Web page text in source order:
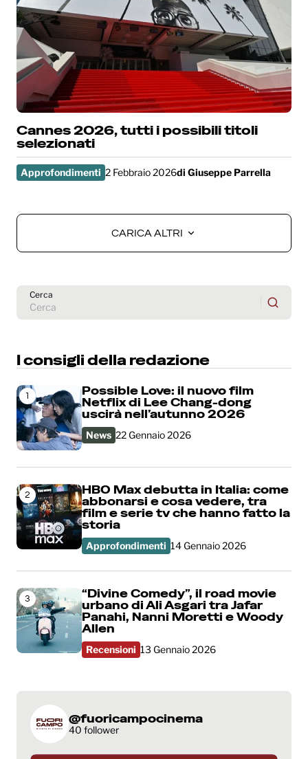
Cannes 2026, tutti i possibili titoli
selezionati
Approfondimenti 2 Febbraio 2026di Giuseppe Parrella
CARICA ALTRI
CARICA ALTRI
Cerca
I consigli della redazione
1
Possible Love: il nuovo film
Netflix di Lee Chang-dong
uscirà nell’autunno 2026
News 22 Gennaio 2026
2
HBO Max debutta in Italia: come
abbonarsi e cosa vedere, tra
film e serie tv che hanno fatto la
storia
Approfondimenti 14 Gennaio 2026
3
“Divine Comedy”, il road movie
urbano di Ali Asgari tra Jafar
Panahi, Nanni Moretti e Woody
Allen
Recensioni 13 Gennaio 2026
@fuoricampocinema
40 follower